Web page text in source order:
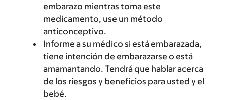
embarazo mientras toma este
medicamento, use un método
anticonceptivo.
Informe a su médico si está embarazada,
tiene intención de embarazarse o está
amamantando. Tendrá que hablar acerca
de los riesgos y beneficios para usted y el
bebé.